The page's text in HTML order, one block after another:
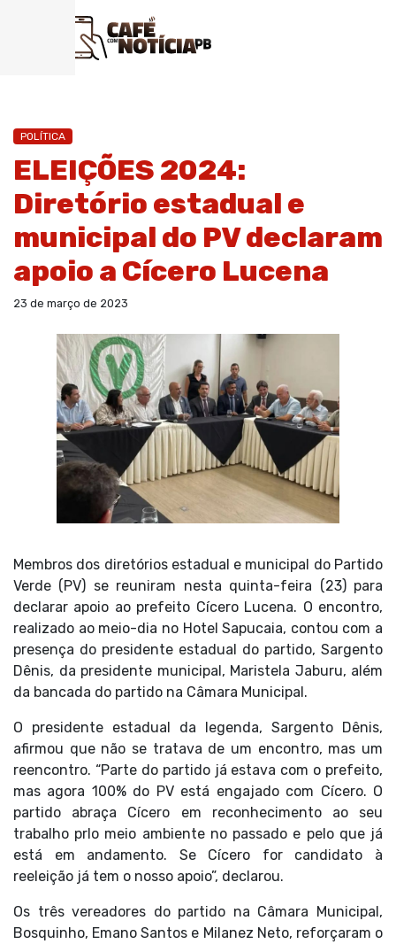
POLÍTICA
ELEIÇÕES 2024:
Diretório estadual e
municipal do PV declaram
apoio a Cícero Lucena
23 de março de 2023
Membros dos diretórios estadual e municipal do Partido
Verde (PV) se reuniram nesta quinta-feira (23) para
declarar apoio ao prefeito Cícero Lucena. O encontro,
realizado ao meio-dia no Hotel Sapucaia, contou com a
presença do presidente estadual do partido, Sargento
Dênis, da presidente municipal, Maristela Jaburu, além
da bancada do partido na Câmara Municipal.
O presidente estadual da legenda, Sargento Dênis,
afirmou que não se tratava de um encontro, mas um
reencontro. “Parte do partido já estava com o prefeito,
mas agora 100% do PV está engajado com Cícero. O
partido abraça Cícero em reconhecimento ao seu
trabalho prlo meio ambiente no passado e pelo que já
está em andamento. Se Cícero for candidato à
reeleição já tem o nosso apoio”, declarou.
Os três vereadores do partido na Câmara Municipal,
Bosquinho, Emano Santos e Milanez Neto, reforçaram o